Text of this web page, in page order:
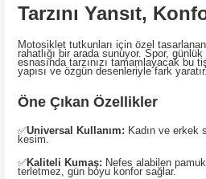
Tarzını Yansıt,
Motosiklet tutkunları için özel
rahatlığı bir arada sunuyor. Spor,
esnasında tarzınızı tamamlayacak bu
yapısı ve özgün desenleriyle fark yaratır.
Öne Çıkan Özellikler
✅Universal Kullanım: Kadın ve erkek
kesim.
✅Kaliteli Kumaş: Nefes alabilen
terletmez, gün boyu konfor sağlar.